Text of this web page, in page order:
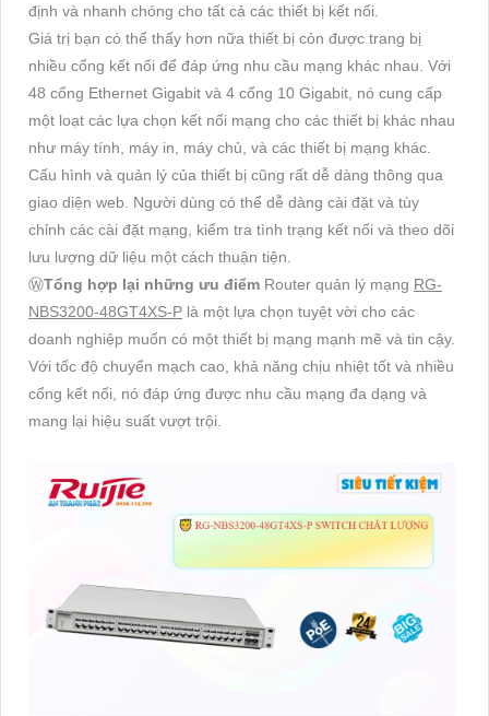
định và nhanh chóng cho tất cả các thiết bị kết nối.
Giá trị bạn có thể thấy hơn nữa thiết bị còn được trang bị
nhiều cổng kết nối để đáp ứng nhu cầu mạng khác nhau. Với
48 cổng Ethernet Gigabit và 4 cổng 10 Gigabit, nó cung cấp
một loạt các lựa chọn kết nối mạng cho các thiết bị khác nhau
như máy tính, máy in, máy chủ, và các thiết bị mạng khác.
Cấu hình và quản lý của thiết bị cũng rất dễ dàng thông qua
giao diện web. Người dùng có thể dễ dàng cài đặt và tùy
chỉnh các cài đặt mạng, kiểm tra tình trạng kết nối và theo dõi
lưu lượng dữ liệu một cách thuận tiện.
ⓌTổng hợp lại những ưu điểm Router quản lý mạng RG-
NBS3200-48GT4XS-P là một lựa chọn tuyệt vời cho các
doanh nghiệp muốn có một thiết bị mạng mạnh mẽ và tin cậy.
Với tốc độ chuyển mạch cao, khả năng chịu nhiệt tốt và nhiều
cổng kết nối, nó đáp ứng được nhu cầu mạng đa dạng và
mang lại hiệu suất vượt trội.